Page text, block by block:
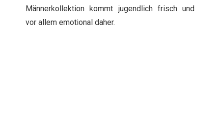
Männerkollektion kommt jugendlich frisch und
vor allem emotional daher.